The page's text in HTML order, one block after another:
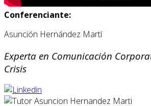
Conferenciante:
Asunción Hernández Martí
Experta en Comunicación
Crisis